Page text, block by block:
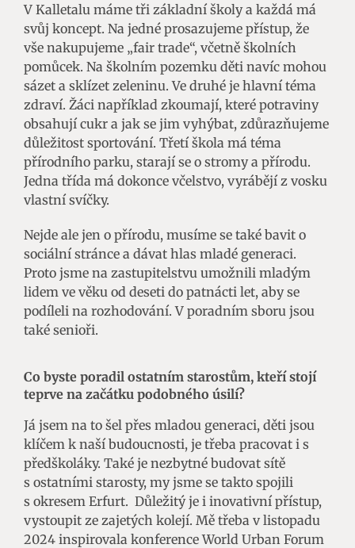
V Kalletalu máme tři základní školy a každá má
svůj koncept. Na jedné prosazujeme přístup, že
vše nakupujeme „fair trade“, včetně školních
pomůcek. Na školním pozemku děti navíc mohou
sázet a sklízet zeleninu. Ve druhé je hlavní téma
zdraví. Žáci například zkoumají, které potraviny
obsahují cukr a jak se jim vyhýbat, zdůrazňujeme
důležitost sportování. Třetí škola má téma
přírodního parku, starají se o stromy a přírodu.
Jedna třída má dokonce včelstvo, vyrábějí z vosku
vlastní svíčky.
Nejde ale jen o přírodu, musíme se také bavit o
sociální stránce a dávat hlas mladé generaci.
Proto jsme na zastupitelstvu umožnili mladým
lidem ve věku od deseti do patnácti let, aby se
podíleli na rozhodování. V poradním sboru jsou
také senioři.
Co byste poradil ostatním starostům, kteří stojí
teprve na začátku podobného úsilí?
Já jsem na to šel přes mladou generaci, děti jsou
klíčem k naší budoucnosti, je třeba pracovat i s
předškoláky. Také je nezbytné budovat sítě
s ostatními starosty, my jsme se takto spojili
s okresem Erfurt. Důležitý je i inovativní přístup,
vystoupit ze zajetých kolejí. Mě třeba v listopadu
2024 inspirovala konference World Urban Forum